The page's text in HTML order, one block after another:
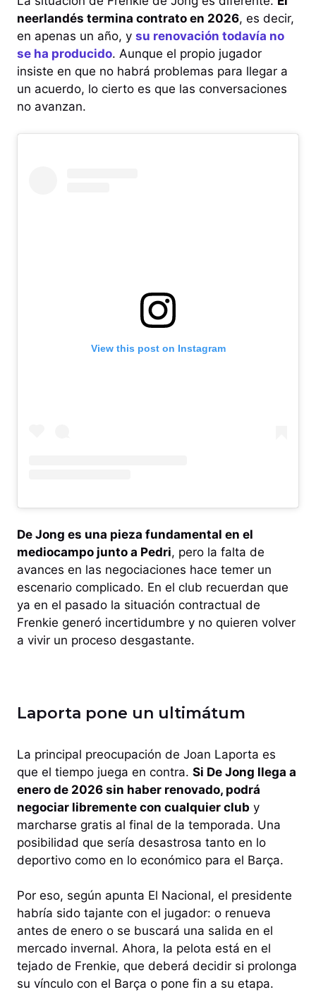
neerlandés termina contrato en 2026, es decir,
en apenas un año, y su renovación todavía no
se ha producido. Aunque el propio jugador
insiste en que no habrá problemas para llegar a
un acuerdo, lo cierto es que las conversaciones
no avanzan.
View this post on Instagram
De Jong es una pieza fundamental en el
mediocampo junto a Pedri, pero la falta de
avances en las negociaciones hace temer un
escenario complicado. En el club recuerdan que
ya en el pasado la situación contractual de
Frenkie generó incertidumbre y no quieren volver
a vivir un proceso desgastante.
Laporta pone un ultimátum
La principal preocupación de Joan Laporta es
que el tiempo juega en contra. Si De Jong llega a
enero de 2026 sin haber renovado, podrá
negociar libremente con cualquier club y
marcharse gratis al final de la temporada. Una
posibilidad que sería desastrosa tanto en lo
deportivo como en lo económico para el Barça.
Por eso, según apunta El Nacional, el presidente
habría sido tajante con el jugador: o renueva
antes de enero o se buscará una salida en el
mercado invernal. Ahora, la pelota está en el
tejado de Frenkie, que deberá decidir si prolonga
su vínculo con el Barça o pone fin a su etapa.